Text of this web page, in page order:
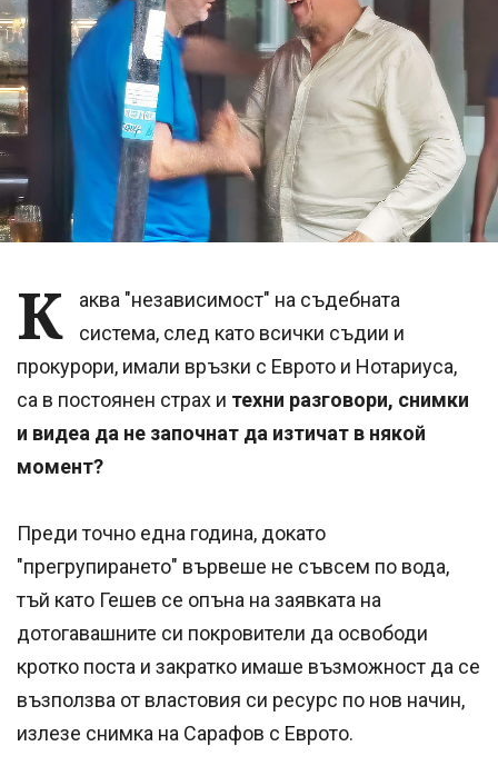
К
аква "независимост" на съдебната
система, след като всички съдии и
прокурори, имали връзки с Еврото и Нотариуса,
са в постоянен страх и техни разговори, снимки
и видеа да не започнат да изтичат в някой
момент?
Преди точно една година, докато
"прегрупирането" вървеше не съвсем по вода,
тъй като Гешев се опъна на заявката на
дотогавашните си покровители да освободи
кротко поста и закратко имаше възможност да се
възползва от властовия си ресурс по нов начин,
излезе снимка на Сарафов с Еврото.